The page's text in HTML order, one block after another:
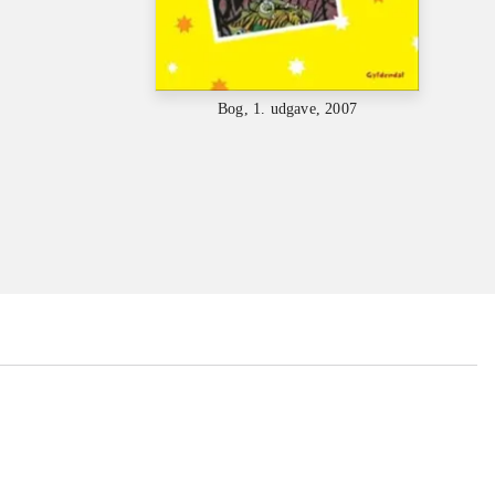
Bog, 1. udgave, 2007